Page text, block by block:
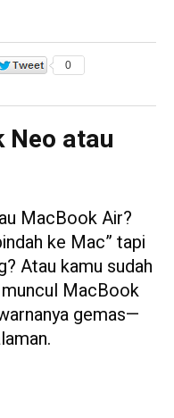
0
Neo atau
MacBook Air?
ke Mac” tapi
Atau kamu sudah
MacBook
gemas—